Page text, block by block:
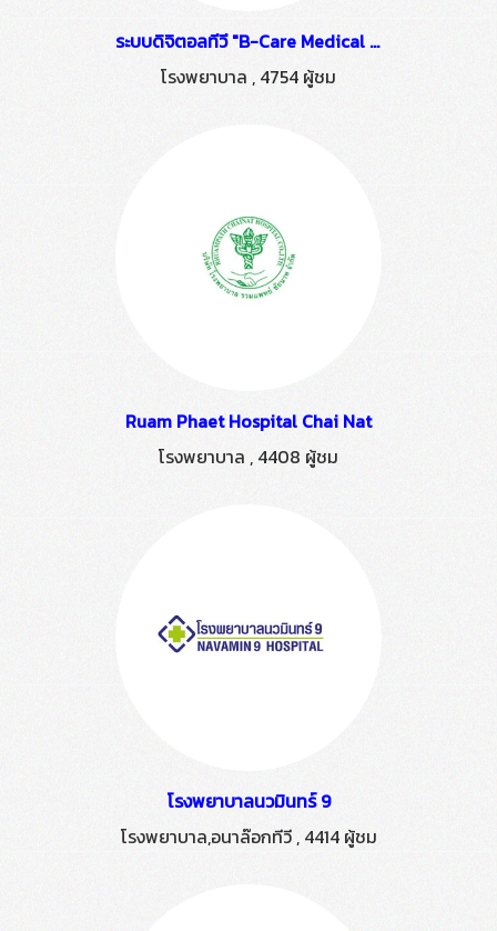
ระบบดิจิตอลทีวี "B-Care Medical Centerk" ติดตั้งโดย HSTN
โรงพยาบาล , 4754 ผู้ชม
Ruam Phaet Hospital Chai Nat
โรงพยาบาล , 4408 ผู้ชม
โรงพยาบาลนวมินทร์ 9
โรงพยาบาล,อนาล๊อกทีวี, 4414 ผู้ชม